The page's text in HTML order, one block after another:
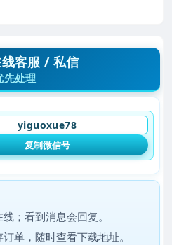
客服 / 私信
先处理
yiguoxue78
复制微信号
；看到消息会回复。
订单，随时查看下载地址。